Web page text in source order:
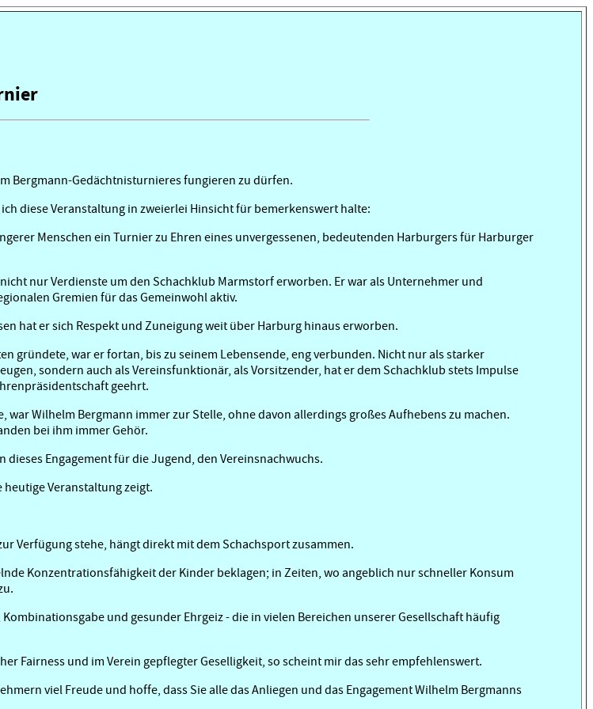
Bergmann-Gedächtnisturnieres fungieren zu dürfen.
diese Veranstaltung in zweierlei Hinsicht für bemerkenswert halte:
Menschen ein Turnier zu Ehren eines unvergessenen, bedeutenden Harburgers für Harburger
nur Verdienste um den Schachklub Marmstorf erworben. Er war als Unternehmer und
Gremien für das Gemeinwohl aktiv.
hat er sich Respekt und Zuneigung weit über Harburg hinaus erworben.
gründete, war er fortan, bis zu seinem Lebensende, eng verbunden. Nicht nur als starker
sondern auch als Vereinsfunktionär, als Vorsitzender, hat er dem Schachklub stets Impulse
geehrt.
Wilhelm Bergmann immer zur Stelle, ohne davon allerdings großes Aufhebens zu machen.
bei ihm immer Gehör.
Engagement für die Jugend, den Vereinsnachwuchs.
heutige Veranstaltung zeigt.
Verfügung stehe, hängt direkt mit dem Schachsport zusammen.
Konzentrationsfähigkeit der Kinder beklagen; in Zeiten, wo angeblich nur schneller Konsum
und gesunder Ehrgeiz - die in vielen Bereichen unserer Gesellschaft häufig
Fairness und im Verein gepflegter Geselligkeit, so scheint mir das sehr empfehlenswert.
viel Freude und hoffe, dass Sie alle das Anliegen und das Engagement Wilhelm Bergmanns